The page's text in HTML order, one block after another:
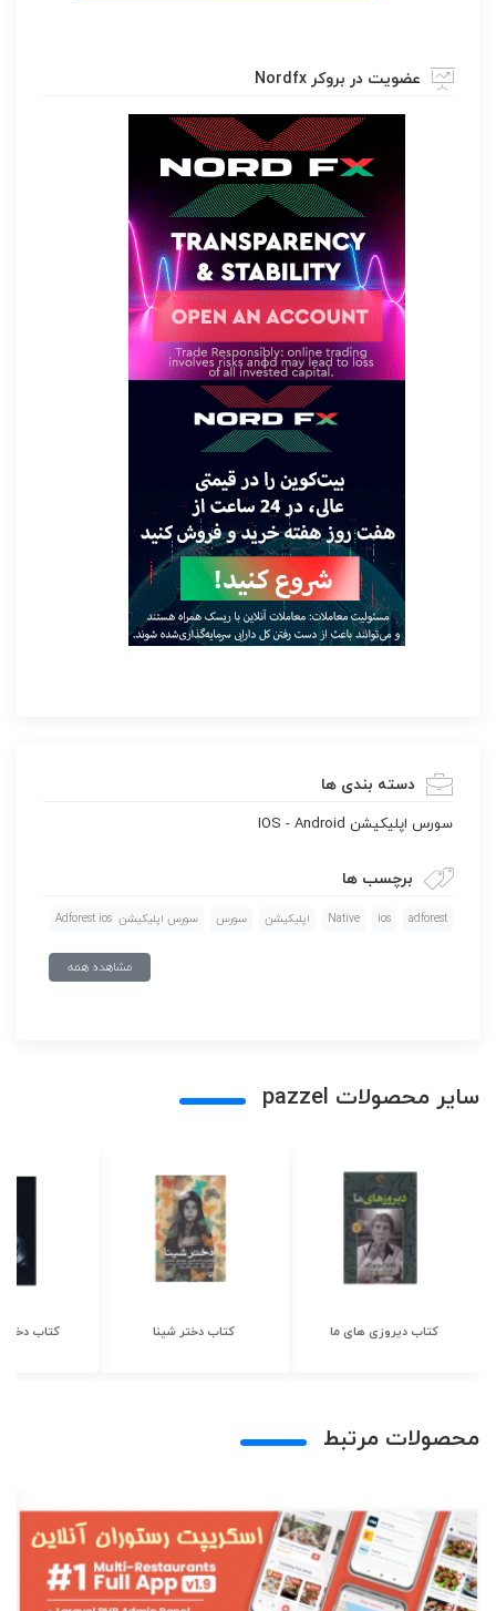
عضویت در بروکر Nordfx
دسته بندی ها
سورس اپليكيشن IOS - Android
برچسب ها
adforest
ios
Native اپليكيشن سورس سورس اپليكيشن Adforest ios
مشاهده همه
سایر محصولات pazzel
کتاب دیروزی های ما کتاب دختر شینا کتاب دختر
محصولات مرتبط